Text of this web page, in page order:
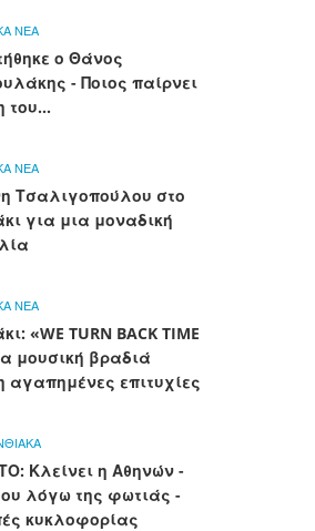
ΝΕΑ
ο Θάνος
- Ποιος παίρνει
του...
ΝΕΑ
Τσαλιγοπούλου στο
για μια μοναδική
ΝΕΑ
«WE TURN BACK TIME
μουσική βραδιά
αγαπημένες επιτυχίες
Κλείνει η Αθηνών -
λόγω της φωτιάς -
κυκλοφορίας